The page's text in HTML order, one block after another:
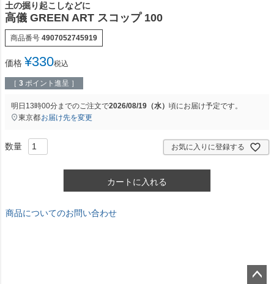
土の掘り起こしなどに
高儀 GREEN ART スコップ 100
商品番号 4907052745919
価格 ¥330税込
［ 3 ポイント進呈 ］
明日 13時00分までのご注文で2026/08/19（水） 頃にお届け予定です。
東京都お届け先を変更
お気に入りに登録する
カートに入れる
商品についてのお問い合わせ